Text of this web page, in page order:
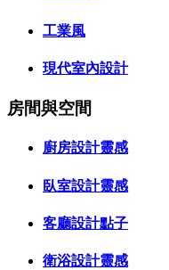
工業風
現代室內設計
房間與空間
廚房設計靈感
臥室設計靈感
客廳設計點子
衛浴設計靈感